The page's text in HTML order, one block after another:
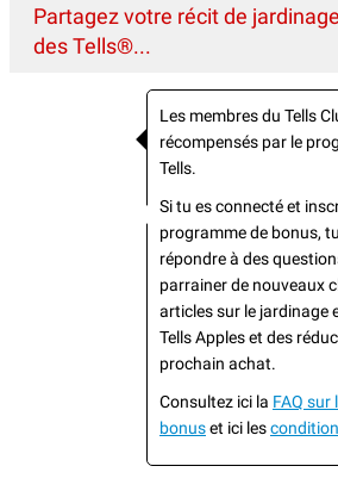
Partagez votre récit de
des Tells®...
Les membres du Tells
récompensés par le
Tells.
Si tu es connecté et
programme de bonus,
répondre à des
parrainer de nouveaux
articles sur le jardinage
Tells Apples et des
prochain achat.
Consultez ici la FAQ sur
bonuset ici les